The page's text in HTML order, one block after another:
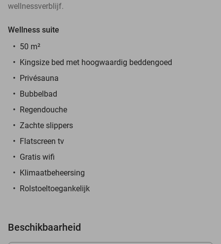
wellnessverblijf.
Wellness suite
50 m²
Kingsize bed met hoogwaardig beddengoed
Privésauna
Bubbelbad
Regendouche
Zachte slippers
Flatscreen tv
Gratis wifi
Klimaatbeheersing
Rolstoeltoegankelijk
Beschikbaarheid